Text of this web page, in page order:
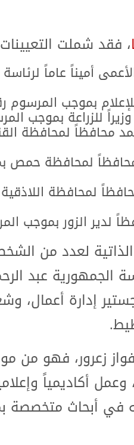
، فقد شملت
أميناً عاماً
بموجب المرسوم رقم (100)
بموجب المرسوم رقم
محافظاً لمحافظة
الزور بموجب المرسوم رقم
لعدد من
الجمهورية عبد
ويحمل ماجستير
وعمل أكاديمياً
في أبحاث متخصصة